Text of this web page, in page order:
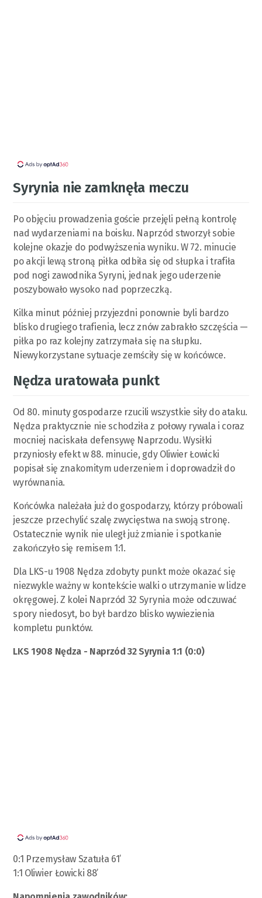
Syrynia nie zamknęła meczu
Po objęciu prowadzenia goście przejęli pełną kontrolę
nad wydarzeniami na boisku. Naprzód stworzył sobie
kolejne okazje do podwyższenia wyniku. W 72. minucie
po akcji lewą stroną piłka odbiła się od słupka i trafiła
pod nogi zawodnika Syryni, jednak jego uderzenie
poszybowało wysoko nad poprzeczką.
Kilka minut później przyjezdni ponownie byli bardzo
blisko drugiego trafienia, lecz znów zabrakło szczęścia —
piłka po raz kolejny zatrzymała się na słupku.
Niewykorzystane sytuacje zemściły się w końcówce.
Nędza uratowała punkt
Od 80. minuty gospodarze rzucili wszystkie siły do ataku.
Nędza praktycznie nie schodziła z połowy rywala i coraz
mocniej naciskała defensywę Naprzodu. Wysiłki
przyniosły efekt w 88. minucie, gdy Oliwier Łowicki
popisał się znakomitym uderzeniem i doprowadził do
wyrównania.
Końcówka należała już do gospodarzy, którzy próbowali
jeszcze przechylić szalę zwycięstwa na swoją stronę.
Ostatecznie wynik nie uległ już zmianie i spotkanie
zakończyło się remisem 1:1.
Dla LKS-u 1908 Nędza zdobyty punkt może okazać się
niezwykle ważny w kontekście walki o utrzymanie w lidze
okręgowej. Z kolei Naprzód 32 Syrynia może odczuwać
spory niedosyt, bo był bardzo blisko wywiezienia
kompletu punktów.
LKS 1908 Nędza - Naprzód 32 Syrynia 1:1 (0:0)
0:1 Przemysław Szatuła 61’
1:1 Oliwier Łowicki 88’